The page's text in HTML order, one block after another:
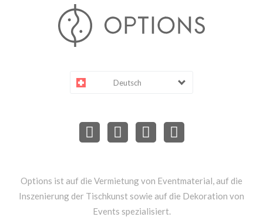
Deutsch
Options ist auf die Vermietung von Eventmaterial, auf die
Inszenierung der Tischkunst sowie auf die Dekoration von
Events spezialisiert.